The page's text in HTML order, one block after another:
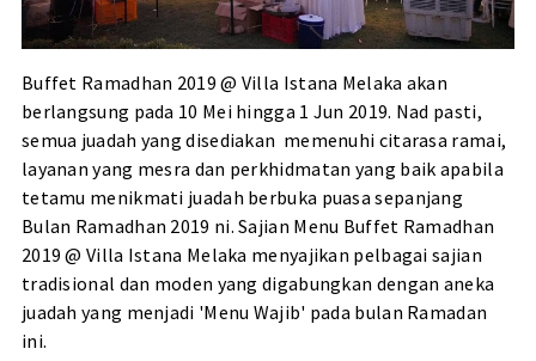
Buffet Ramadhan 2019 @ Villa Istana Melaka akan
berlangsung pada 10 Mei hingga 1 Jun 2019. Nad pasti,
semua juadah yang disediakan memenuhi citarasa ramai,
layanan yang mesra dan perkhidmatan yang baik apabila
tetamu menikmati juadah berbuka puasa sepanjang
Bulan Ramadhan 2019 ni. Sajian Menu Buffet Ramadhan
2019 @ Villa Istana Melaka menyajikan pelbagai sajian
tradisional dan moden yang digabungkan dengan aneka
juadah yang menjadi 'Menu Wajib' pada bulan Ramadan
ini.